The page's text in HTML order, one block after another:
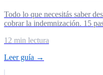
Todo lo que necesitás saber
cobrar la indemnización. 15
12 min lectura
Leer guía →